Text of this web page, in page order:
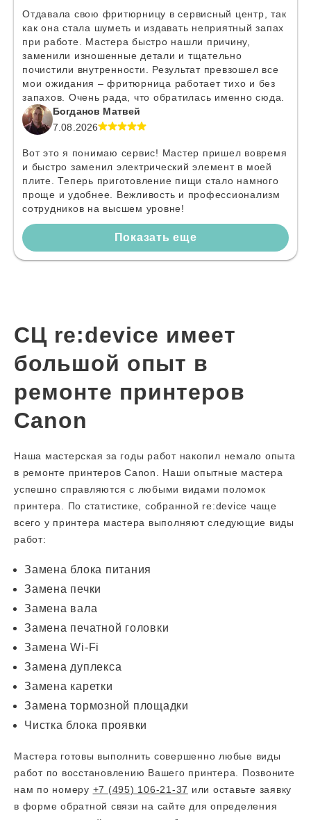
Отдавала свою фритюрницу в сервисный центр, так
как она стала шуметь и издавать неприятный запах
при работе. Мастера быстро нашли причину,
заменили изношенные детали и тщательно
почистили внутренности. Результат превзошел все
мои ожидания – фритюрница работает тихо и без
запахов. Очень рада, что обратилась именно сюда.
Богданов Матвей
7.08.2026
Вот это я понимаю сервис! Мастер пришел вовремя
и быстро заменил электрический элемент в моей
плите. Теперь приготовление пищи стало намного
проще и удобнее. Вежливость и профессионализм
сотрудников на высшем уровне!
Показать еще
СЦ re:device имеет
большой опыт в
ремонте принтеров
Canon
Наша мастерская за годы работ накопил немало опыта
в ремонте принтеров Canon. Наши опытные мастера
успешно справляются с любыми видами поломок
принтера. По статистике, собранной re:device чаще
всего у принтера мастера выполняют следующие виды
работ:
Замена блока питания
Замена печки
Замена вала
Замена печатной головки
Замена Wi-Fi
Замена дуплекса
Замена каретки
Замена тормозной площадки
Чистка блока проявки
Мастера готовы выполнить совершенно любые виды
работ по восстановлению Вашего принтера. Позвоните
нам по номеру +7 (495) 106-21-37 или оставьте заявку
в форме обратной связи на сайте для определения